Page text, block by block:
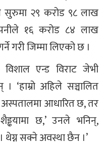
२९ करोड ९८ लाख
१६ करोड ८४ लाख
गरी जिम्मा लिएको छ ।
विशाल एन्ड विराट जेभी
‘हाम्रो अहिले सञ्चालित
आधारित छ, तर
छ,’ उनले भनिन्,
सक्ने अवस्था छैन ।’